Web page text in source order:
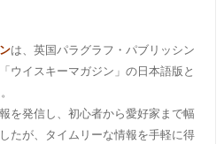
は、英国パラグラフ・パブリッシン
ウイスキーマガジン」の日本語版と
を発信し、初心者から愛好家まで幅
たが、タイムリーな情報を手軽に得